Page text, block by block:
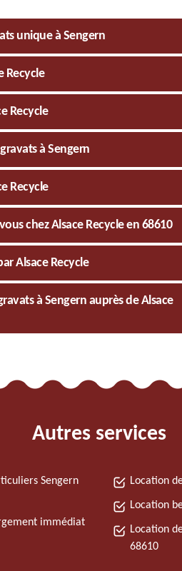
unique à Sengern
Recycle
Recycle
à Sengern
Recycle
chez Alsace Recycle en 68610
Alsace Recycle
à Sengern auprès de Alsace
Autres services
Sengern
immédiat
Location
Location
Location
68610